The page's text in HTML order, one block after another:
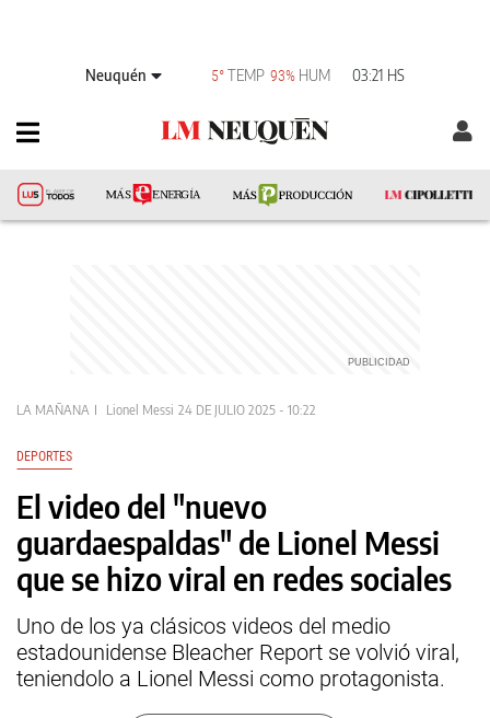
Neuquén 5°TEMP 93% HUM 03:21 HS
LA MAÑANA Lionel Messi 24 DE JULIO 2025 - 10:22
DEPORTES
El video del "nuevo
guardaespaldas" de Lionel Messi
que se hizo viral en redes sociales
Uno de los ya clásicos videos del medio
estadounidense Bleacher Report se volvió viral,
teniendolo a Lionel Messi como protagonista.